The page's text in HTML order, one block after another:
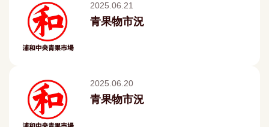
2025.06.21
青果物市況
2025.06.20
青果物市況